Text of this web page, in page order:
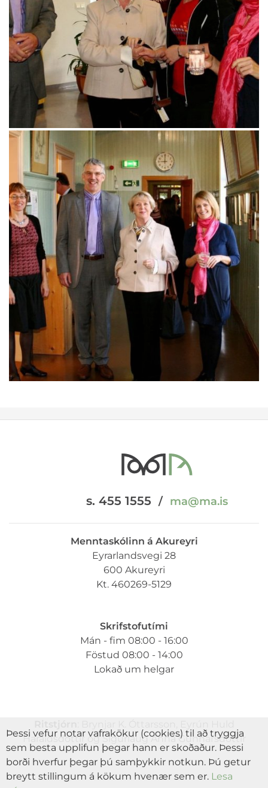
s. 455 1555 / ma@ma.is
Menntaskólinn á Akureyri
Eyrarlandsvegi 28
600 Akureyri
Kt. 460269-5129
Skrifstofutími
Mán - fim 08:00 - 16:00
Föstud 08:00 - 14:00
Lokað um helgar
Haraldsdóttir og Sigurlaug Anna Gunnarsdóttir
Þessi vefur notar vafrakökur (cookies) til að tryggja
sem besta upplifun þegar hann er skoðaður. Þessi
borði hverfur þegar þú samþykkir notkun. Þú getur
breytt stillingum á kökum hvenær sem er. Lesa